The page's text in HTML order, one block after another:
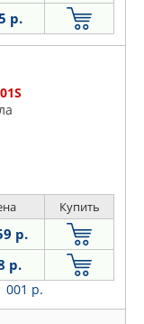
р.
Купить
р.
р.
001 р.